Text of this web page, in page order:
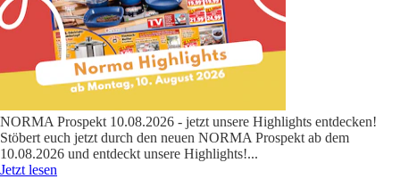
NORMA Prospekt 10.08.2026 - jetzt unsere Highlights entdecken!
Stöbert euch jetzt durch den neuen NORMA Prospekt ab dem
10.08.2026 und entdeckt unsere Highlights!...
Jetzt lesen